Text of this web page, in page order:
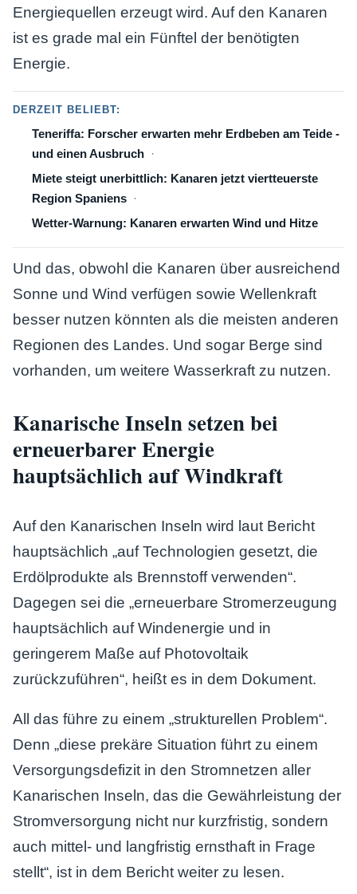
Energiequellen erzeugt wird. Auf den Kanaren
ist es grade mal ein Fünftel der benötigten
Energie.
DERZEIT BELIEBT:
Teneriffa: Forscher erwarten mehr Erdbeben am Teide -
und einen Ausbruch
Miete steigt unerbittlich: Kanaren jetzt viertteuerste
Region Spaniens
Wetter-Warnung: Kanaren erwarten Wind und Hitze
Und das, obwohl die Kanaren über ausreichend
Sonne und Wind verfügen sowie Wellenkraft
besser nutzen könnten als die meisten anderen
Regionen des Landes. Und sogar Berge sind
vorhanden, um weitere Wasserkraft zu nutzen.
Kanarische Inseln setzen bei
erneuerbarer Energie
hauptsächlich auf Windkraft
Auf den Kanarischen Inseln wird laut Bericht
hauptsächlich „auf Technologien gesetzt, die
Erdölprodukte als Brennstoff verwenden“.
Dagegen sei die „erneuerbare Stromerzeugung
hauptsächlich auf Windenergie und in
geringerem Maße auf Photovoltaik
zurückzuführen“, heißt es in dem Dokument.
All das führe zu einem „strukturellen Problem“.
Denn „diese prekäre Situation führt zu einem
Versorgungsdefizit in den Stromnetzen aller
Kanarischen Inseln, das die Gewährleistung der
Stromversorgung nicht nur kurzfristig, sondern
auch mittel- und langfristig ernsthaft in Frage
stellt“, ist in dem Bericht weiter zu lesen.